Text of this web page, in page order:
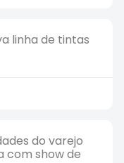
linha de tintas
do varejo
com show de